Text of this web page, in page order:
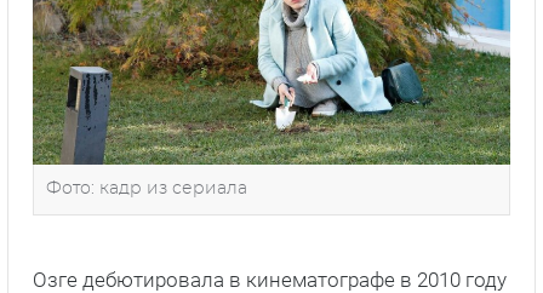
Фото: кадр из сериала
Озге дебютировала в кинематографе в 2010 году